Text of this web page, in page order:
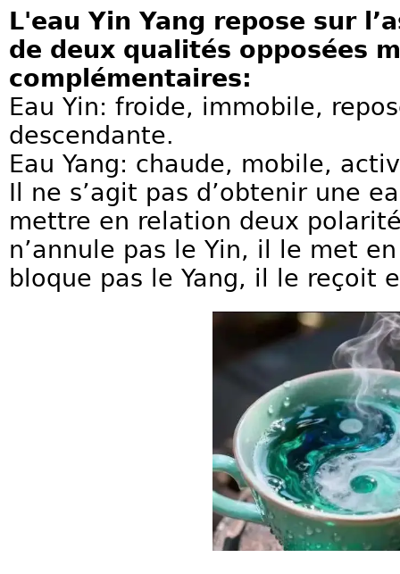
L'eau Yin Yang repose sur
de deux qualités opposées
complémentaires:
Eau Yin: froide, immobile,
descendante.
Eau Yang: chaude, mobile,
Il ne s’agit pas d’obtenir une
mettre en relation deux
n’annule pas le Yin, il le met
bloque pas le Yang, il le reçoit